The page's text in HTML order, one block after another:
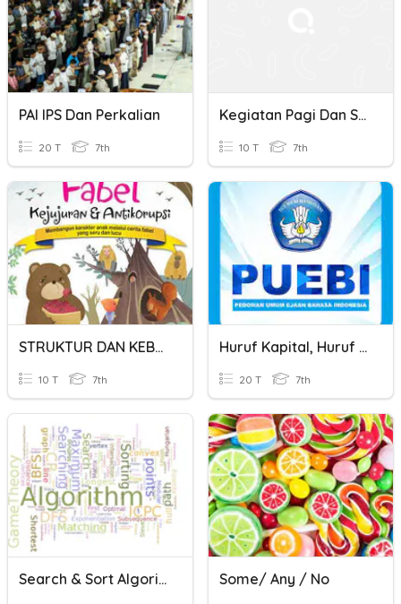
PAI IPS Dan Perkalian
20 T 7th
Kegiatan Pagi Dan Siang Hari
10 T 7th
STRUKTUR DAN KEBAHASAAN TEKS FABEL
10 T 7th
Huruf Kapital, Huruf Miring, Dan Tanda Baca
20 T 7th
Search & Sort Algorithms Some/ Any / No